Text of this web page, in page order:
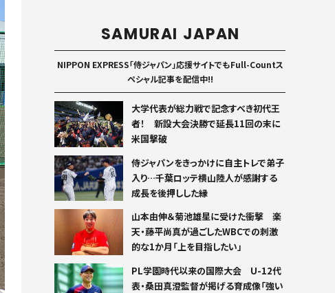
SAMURAI JAPAN
NIPPON EXPRESS「侍ジャパン」応援サイトでもFull-Countス
ペシャル記事を配信中!!
大学代表が総力戦で記念すべき初代王
者！ 新設大会決勝で延長11回の末に
米国撃破
侍ジャパンをきっかけに自主トレで弟子
入り…千葉ロッテ横山陸人が感謝する
成長を後押しした縁
山本由伸＆菊池雄星に受けた衝撃 楽
天・藤平尚真が過ごしたWBCでの刺激
的な1か月「上を目指したい」
PL学園時代以来の国際大会 U-12代
表・桑田真澄監督が掲げる育成像「強い